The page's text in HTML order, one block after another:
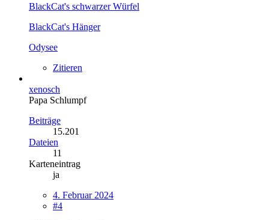
BlackCat's schwarzer Würfel
BlackCat's Hänger
Odysee
Zitieren
xenosch
Papa Schlumpf
Beiträge
15.201
Dateien
11
Karteneintrag
ja
4. Februar 2024
#4